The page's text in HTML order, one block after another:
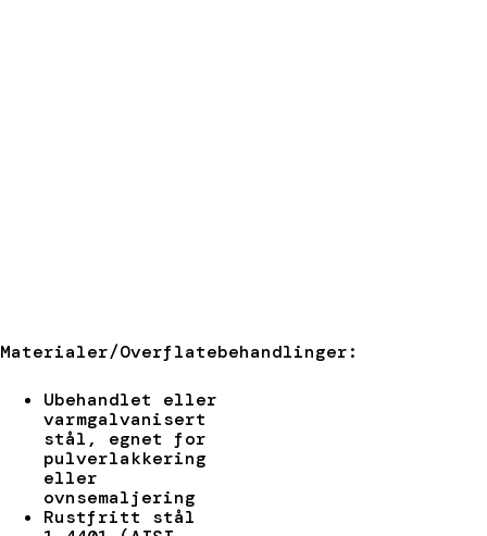
Materialer/Overflatebehandlinger:
Ubehandlet eller
varmgalvanisert
stål, egnet for
pulverlakkering
eller
ovnsemaljering
Rustfritt stål